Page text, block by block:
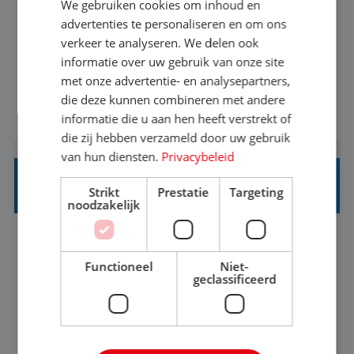
Een vakantie plannen is het leukste dat er is. Of
het nu voor jezelf is, of voor een ander: jij vindt
het super om een mooie reis van A tot Z te
regelen. Door jouw kennis en ervaring leren onze
vakantiegangers de meest prachtige plekjes op
aarde kennen! 🏝️Wat ga je doen?Klantgericht
werken: of het nu gaat om vragen ...
BEKIJK VACATURE
REISADVISEUR JUNIOR
Hoorn, Noord-Holland, Nederland
Baan
37-40+ uur
MBO
Met jouw ervaring in de reisbranche of
We gebruiken cookies om inhoud en
advertenties te personaliseren en om ons
verkeer te analyseren. We delen ook
informatie over uw gebruik van onze site
met onze advertentie- en analysepartners,
die deze kunnen combineren met andere
informatie die u aan hen heeft verstrekt of
die zij hebben verzameld door uw gebruik
van hun diensten. Privacybeleid
Strikt
noodzakelijk
Prestatie Targeting
Functioneel
Niet-
geclassificeerd